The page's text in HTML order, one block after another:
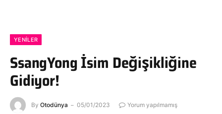
YENILER
SsangYong İsim Değişikliğine
Gidiyor!
By Otodünya 05/01/2023
Yorum yapılmamış